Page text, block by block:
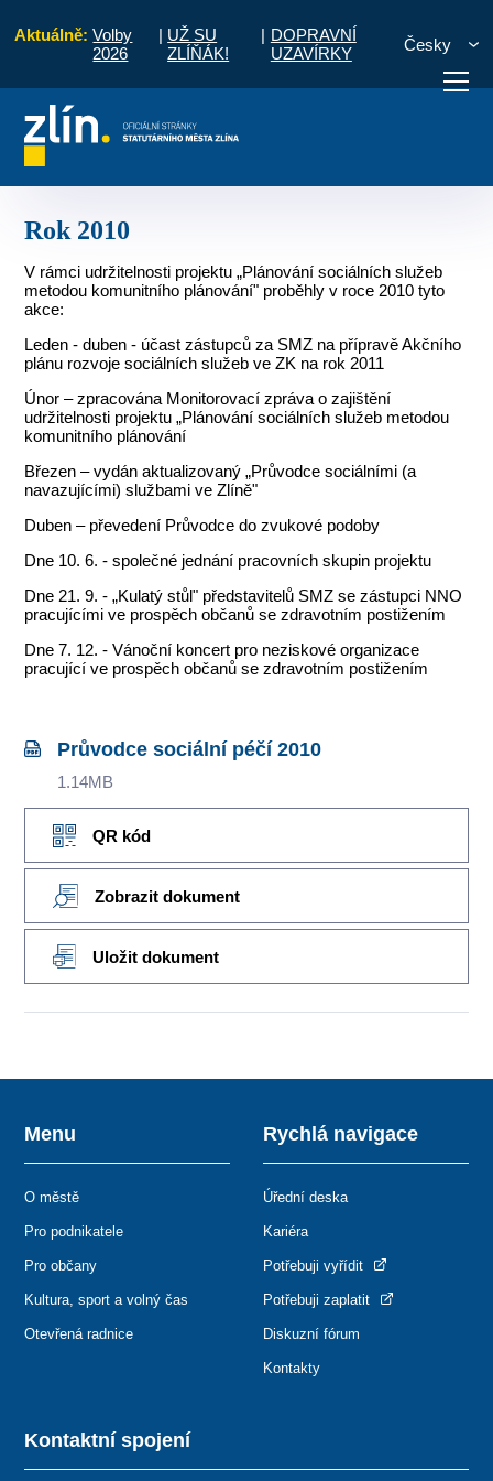
Aktuálně: Volby
2026
| UŽ SU
ZLÍŇÁK!
| DOPRAVNÍ
UZAVÍRKY
Česky
vyřídit
Rok 2010
V rámci udržitelnosti projektu „Plánování sociálních služeb
metodou komunitního plánování" proběhly v roce 2010 tyto
akce:
Leden - duben - účast zástupců za SMZ na přípravě Akčního
plánu rozvoje sociálních služeb ve ZK na rok 2011
Únor – zpracována Monitorovací zpráva o zajištění
udržitelnosti projektu „Plánování sociálních služeb metodou
komunitního plánování
Březen – vydán aktualizovaný „Průvodce sociálními (a
navazujícími) službami ve Zlíně"
Duben – převedení Průvodce do zvukové podoby
Dne 10. 6. - společné jednání pracovních skupin projektu
Dne 21. 9. - „Kulatý stůl" představitelů SMZ se zástupci NNO
pracujícími ve prospěch občanů se zdravotním postižením
Dne 7. 12. - Vánoční koncert pro neziskové organizace
pracující ve prospěch občanů se zdravotním postižením
Průvodce sociální péčí 2010
1.14MB
QR kód
Zobrazit dokument
Uložit dokument
Kontaktní spojení
Menu
O městě
Pro podnikatele
Pro občany
Kultura, sport a volný čas
Otevřená radnice
Rychlá navigace
Úřední deska
Kariéra
Potřebuji vyřídit
Potřebuji zaplatit
Diskuzní fórum
Kontakty